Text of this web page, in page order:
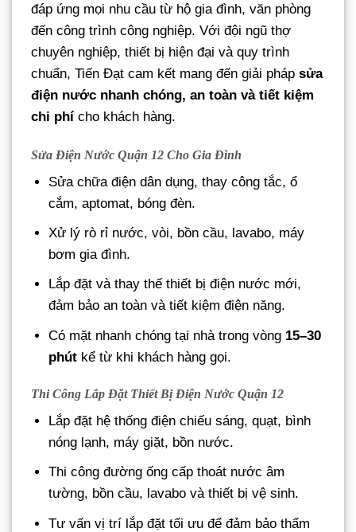
đáp ứng mọi nhu cầu từ hộ gia đình, văn phòng
đến công trình công nghiệp. Với đội ngũ thợ
chuyên nghiệp, thiết bị hiện đại và quy trình
chuẩn, Tiến Đạt cam kết mang đến giải pháp sửa
điện nước nhanh chóng, an toàn và tiết kiệm
chi phí cho khách hàng.
Sửa Điện Nước Quận 12 Cho Gia Đình
Sửa chữa điện dân dụng, thay công tắc, ổ
cắm, aptomat, bóng đèn.
Xử lý rò rỉ nước, vòi, bồn cầu, lavabo, máy
bơm gia đình.
Lắp đặt và thay thế thiết bị điện nước mới,
đảm bảo an toàn và tiết kiệm điện năng.
Có mặt nhanh chóng tại nhà trong vòng 15–30
phút kể từ khi khách hàng gọi.
Thi Công Lắp Đặt Thiết Bị Điện Nước Quận 12
Lắp đặt hệ thống điện chiếu sáng, quạt, bình
nóng lạnh, máy giặt, bồn nước.
Thi công đường ống cấp thoát nước âm
tường, bồn cầu, lavabo và thiết bị vệ sinh.
Tư vấn vị trí lắp đặt tối ưu để đảm bảo thẩm